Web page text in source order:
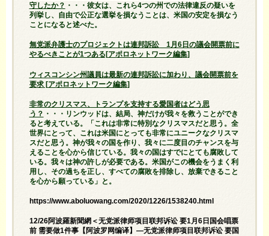
守したか？ ・・・彼女は、これら4つの州での法律違反の疑いを
列挙し、自由で公正な選挙を損なうことは、米国の安定を損なう
ことになると述べた。
無党派弁護士のプロジェクトは連邦訴訟 1月6日の議会開票前に
やるべきことが1つある[アポロネットワーク編集]
ウィスコンシン州議員は最新の連邦訴訟に加わり、議会開票前を
要求 [アポロネットワーク編集]
非常のクリスマス、トランプを支持する愛国者はどう思
う？ ・・・リンウッドは、結局、神だけが我々を救うことができ
ると考えている。「これは非常に特別なクリスマスだと思う。全
世界にとって、これは米国にとっても非常にユニークなクリスマ
スだと思う。神が我々の国を作り、我々に二度目のチャンスを与
えることを心から信じている。我々の国はすでにとても腐敗して
いる。我々は神の許しが必要である。米国がこの機会をうまく利
用し、その過ちを正し、すべての腐敗を排除し、放棄できること
を心から願っている」と。
https://www.aboluowang.com/2020/1226/1538240.html
12/26阿波羅新聞網＜无党派律师项目联邦诉讼 要1月6日国会唱票
前 需要做1件事【阿波罗网编译】—无党派律师项目联邦诉讼 要国